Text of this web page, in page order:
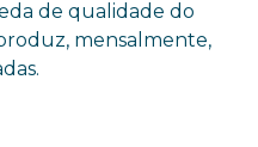
de qualidade do
mensalmente,